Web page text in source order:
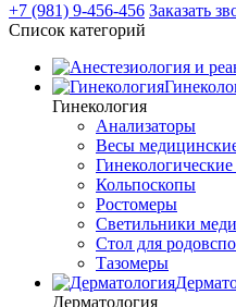
+7 (981) 9-456-456 Заказать
Список категорий
Гинекология
Анализаторы
Весы
Гинекологические
Кольпоскопы
Ростомеры
Светильники
Стол для
Тазомеры
Дерматология